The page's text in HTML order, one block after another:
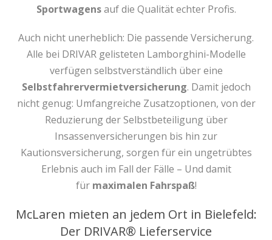
Sportwagensauf die Qualität echter Profis.
Auch nicht unerheblich: Die passende Versicherung.
Alle bei DRIVAR gelisteten Lamborghini-Modelle
verfügen selbstverständlich über eine
Selbstfahrervermietversicherung. Damit jedoch
nicht genug: Umfangreiche Zusatzoptionen, von der
Reduzierung der Selbstbeteiligung über
Insassenversicherungen bis hin zur
Kautionsversicherung, sorgen für ein ungetrübtes
Erlebnis auch im Fall der Fälle – Und damit
für maximalen Fahrspaß!
McLaren mieten an jedem Ort in Bielefeld:
Der DRIVAR® Lieferservice